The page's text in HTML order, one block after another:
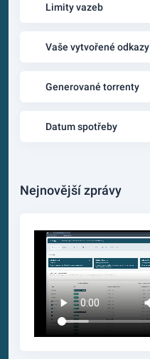
Limity vazeb
Vaše vytvořené odkazy
Generované torrenty
Datum spotřeby
Nejnovější zprávy